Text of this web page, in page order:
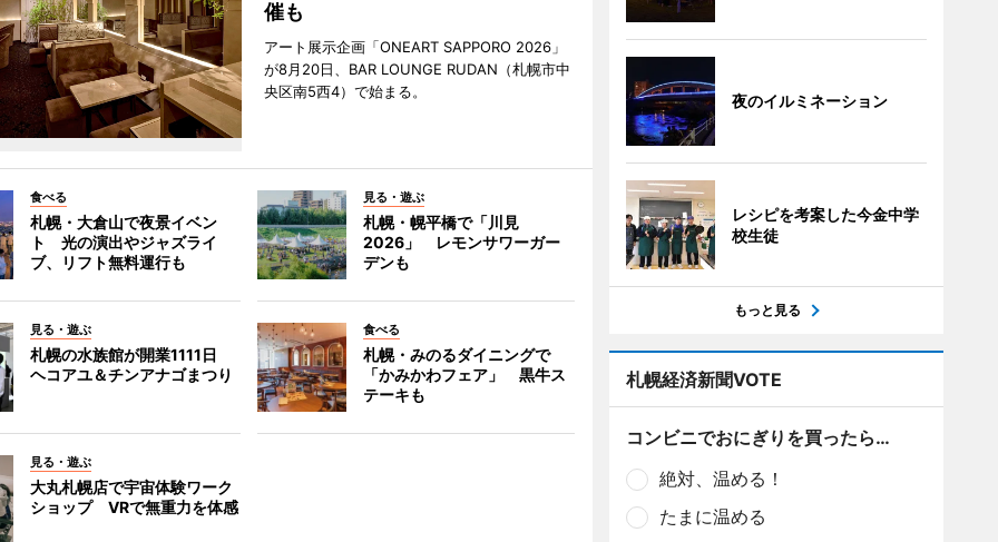
催も
アート展示企画「ONEART SAPPORO 2026」
が8月20日、BAR LOUNGE RUDAN（札幌市中
央区南5西4）で始まる。
食べる
札幌・大倉山で夜景イベン
ト 光の演出やジャズライ
ブ、リフト無料運行も
見る・遊ぶ
札幌・幌平橋で「川見
2026」 レモンサワーガー
デンも
見る・遊ぶ
札幌の水族館が開業1111日
ヘコアユ＆チンアナゴまつり
食べる
札幌・みのるダイニングで
「かみかわフェア」 黒牛ス
テーキも
見る・遊ぶ
大丸札幌店で宇宙体験ワーク
ショップ VRで無重力を体感
夜のイルミネーション
レシピを考案した今金中学
校生徒
もっと見る
札幌経済新聞VOTE
コンビニでおにぎりを買ったら…
絶対、温める！
たまに温める